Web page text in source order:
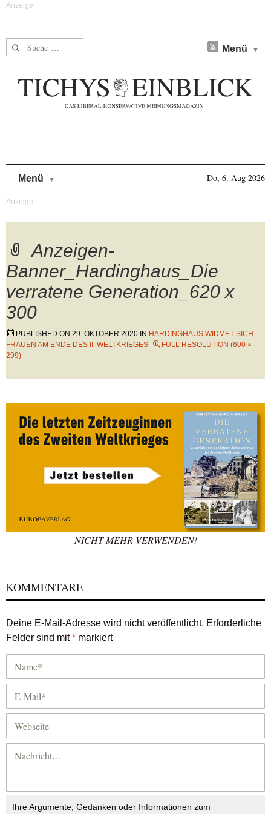
Suche nach: Menü
Menü Do, 6. Aug 2026
Anzeigen-
Banner_Hardinghaus_Die
verratene Generation_620 x
300
PUBLISHED ON 29. OKTOBER 2020 IN HARDINGHAUS WIDMET SICH
FRAUEN AM ENDE DES II. WELTKRIEGES
FULL RESOLUTION (600 ×
299)
NICHT MEHR VERWENDEN!
KOMMENTARE
Deine E-Mail-Adresse wird nicht veröffentlicht. Erforderliche
Felder sind mit* markiert
Ihre Argumente, Gedanken oder Informationen zum